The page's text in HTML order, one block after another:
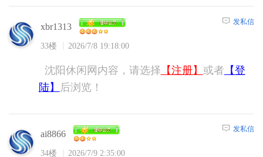
xbr1313
33楼 2026/7/8 19:18:00
发私信
沈阳休闲网内容，请选择 【注册】 或者 【登
陆】
后浏览！
ai8866
34楼 2026/7/9 2:35:00
发私信